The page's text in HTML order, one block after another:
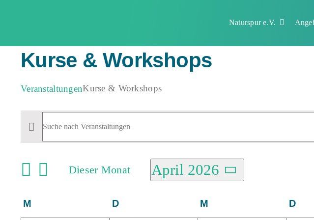
Naturspur e.V.
Kurse & Workshops
VeranstaltungenKurse & Workshops
Veranstaltungen
Veranstaltungen
Navigation
Bitte
Schlüsselwort
Schlüsselwort.
Dieser Monat
April 2026
Kalender
M DDienstag M D